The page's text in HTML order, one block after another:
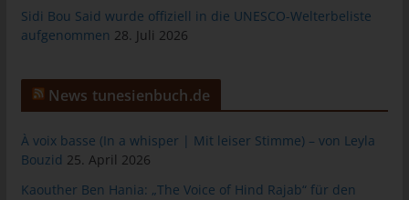
Sidi Bou Said wurde offiziell in die UNESCO-Welterbeliste
aufgenommen 28. Juli 2026
News tunesienbuch.de
À voix basse (In a whisper | Mit leiser Stimme) – von Leyla
Bouzid 25. April 2026
Kaouther Ben Hania: „The Voice of Hind Rajab“ für den
weil dies von der Internetseite und dem auf dem
Computersystem des Benutzers abgelegten Cookie
Artikel, die ein Kunde in den virtuellen Warenkorb gelegt hat,
über ein Cookie.
Die betroffene Person kann die Setzung von Cookies durch
unsere Internetseite jederzeit mittels einer entsprechenden